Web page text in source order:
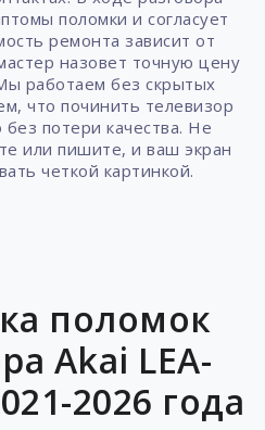
поломки и согласует
ремонта зависит от
назовет точную цену
работаем без скрытых
что починить телевизор
потери качества. Не
или пишите, и ваш экран
четкой картинкой.
поломок
Akai LEA-
2026 года